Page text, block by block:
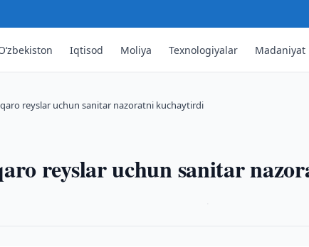
Iqtisod Moliya Texnologiyalar Madaniyat
reyslar uchun sanitar nazoratni kuchaytirdi
reyslar uchun sanitar